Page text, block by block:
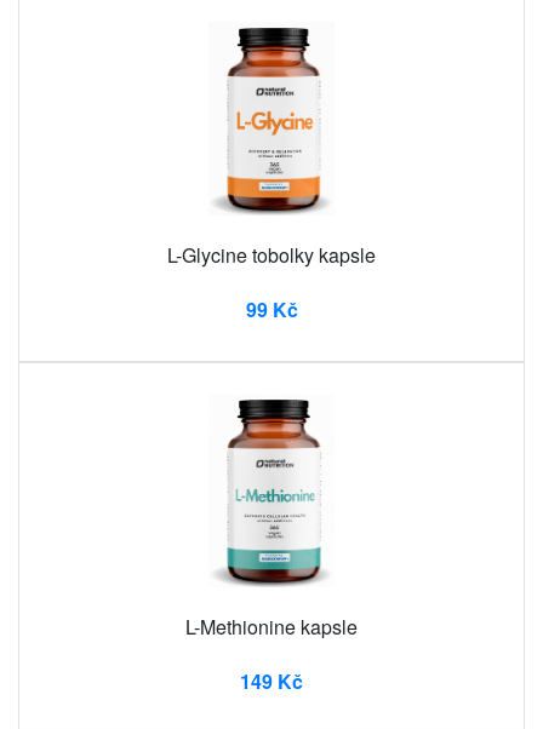
L-Glycine tobolky kapsle
99 Kč
L-Methionine kapsle
149 Kč